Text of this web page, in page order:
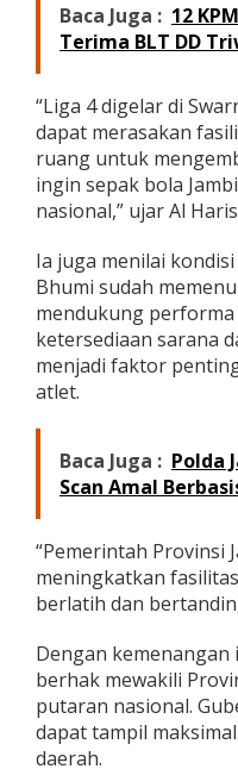
t
N
a
i
o
n
a
l
Baca Juga : 12
Terima BLT DD
“Liga 4 digelar di
dapat merasakan
ruang untuk
ingin sepak bola
nasional,” ujar Al
Ia juga menilai
Bhumi sudah
mendukung
ketersediaan sarana
menjadi faktor
atlet.
Baca Juga : Polda
Scan Amal
“Pemerintah Provinsi
meningkatkan
berlatih dan
Dengan
berhak mewakili
putaran nasional.
dapat tampil
daerah.